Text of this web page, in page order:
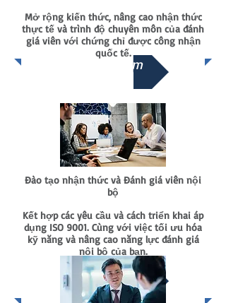
Mở rộng kiến thức, nâng cao nhận thức
thực tế và trình độ chuyên môn của đánh
giá viên với chứng chỉ được công nhận
quốc tế.
Đào tạo nhận thức và Đánh giá viên nội
bộ
Kết hợp các yêu cầu và cách triển khai áp
dụng ISO 9001. Cùng với việc tối ưu hóa
kỹ năng và nâng cao năng lực đánh giá
nội bộ của bạn.
Xem thêm
Xem thêm